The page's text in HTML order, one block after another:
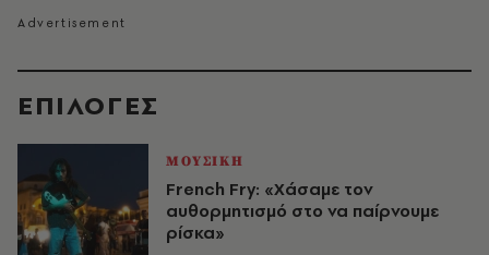
EΠΙΛΟΓΈΣ
ΜΟΥΣΙΚΗ
French Fry: «Χάσαμε τον
αυθορμητισμό στο να παίρνουμε
ρίσκα»